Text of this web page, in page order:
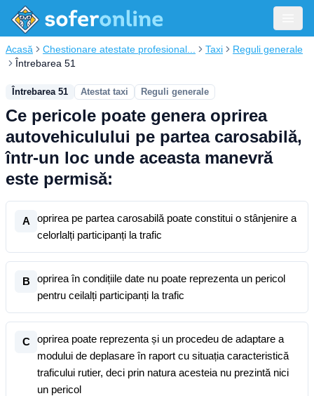
Acasă Chestionare atestate profesional... Taxi
Reguli generale
Întrebarea 51
Întrebarea 51 Atestat taxi Reguli generale
Ce pericole poate genera oprirea
autovehiculului pe partea carosabilă,
într-un loc unde aceasta manevră
este permisă:
A
oprirea pe partea carosabilă poate constitui o stânjenire a
celorlalți participanți la trafic
B
oprirea în condițiile date nu poate reprezenta un pericol
pentru ceilalți participanți la trafic
C
oprirea poate reprezenta și un procedeu de adaptare a
modului de deplasare în raport cu situația caracteristică
traficului rutier, deci prin natura acesteia nu prezintă nici
un pericol